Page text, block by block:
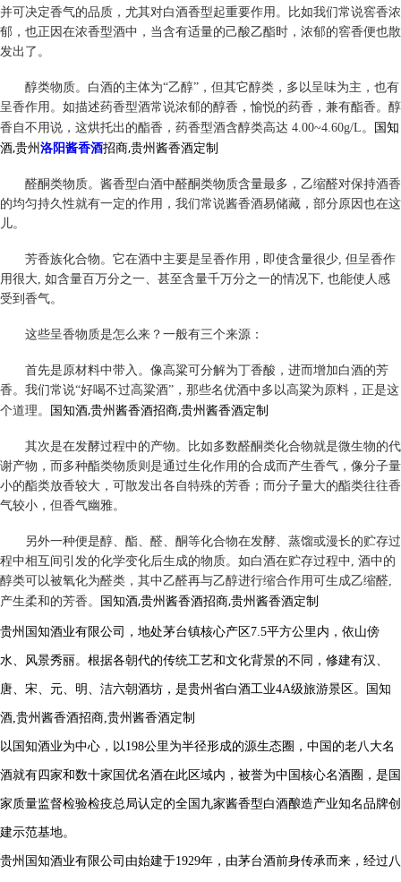
并可决定香气的品质，尤其对白酒香型起重要作用。比如我们常说窖香浓
郁，也正因在浓香型酒中，当含有适量的己酸乙酯时，浓郁的窖香便也散
发出了。
醇类物质。白酒的主体为“乙醇”，但其它醇类，多以呈味为主，也有
呈香作用。如描述药香型酒常说浓郁的醇香，愉悦的药香，兼有酯香。醇
香自不用说，这烘托出的酯香，药香型酒含醇类高达 4.00~4.60g/L。 国知
酒,贵州洛阳酱香酒招商,贵州酱香酒定制
醛酮类物质。酱香型白酒中醛酮类物质含量最多，乙缩醛对保持酒香
的均匀持久性就有一定的作用，我们常说酱香酒易储藏，部分原因也在这
儿。
芳香族化合物。它在酒中主要是呈香作用，即使含量很少, 但呈香作
用很大, 如含量百万分之一、甚至含量千万分之一的情况下, 也能使人感
受到香气。
这些呈香物质是怎么来？一般有三个来源：
首先是原材料中带入。像高粱可分解为丁香酸，进而增加白酒的芳
香。我们常说“好喝不过高粱酒”，那些名优酒中多以高粱为原料，正是这
个道理。 国知酒,贵州酱香酒招商,贵州酱香酒定制
其次是在发酵过程中的产物。比如多数醛酮类化合物就是微生物的代
谢产物，而多种酯类物质则是通过生化作用的合成而产生香气，像分子量
小的酯类放香较大，可散发出各自特殊的芳香；而分子量大的酯类往往香
气较小，但香气幽雅。
另外一种便是醇、酯、醛、酮等化合物在发酵、蒸馏或漫长的贮存过
程中相互间引发的化学变化后生成的物质。如白酒在贮存过程中, 酒中的
醇类可以被氧化为醛类，其中乙醛再与乙醇进行缩合作用可生成乙缩醛,
产生柔和的芳香。 国知酒,贵州酱香酒招商,贵州酱香酒定制
贵州国知酒业有限公司，地处茅台镇核心产区7.5平方公里内，依山傍
水、风景秀丽。根据各朝代的传统工艺和文化背景的不同，修建有汉、
唐、宋、元、明、洁六朝酒坊，是贵州省白酒工业4A级旅游景区。 国知
酒,贵州酱香酒招商,贵州酱香酒定制
以国知酒业为中心，以198公里为半径形成的源生态圈，中国的老八大名
酒就有四家和数十家国优名酒在此区域内，被誉为中国核心名酒圈，是国
家质量监督检验检疫总局认定的全国九家酱香型白酒酿造产业知名品牌创
建示范基地。
贵州国知酒业有限公司由始建于1929年，由茅台酒前身传承而来，经过八